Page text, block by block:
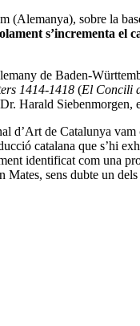
(Alemanya), sobre la
s’incrementa
de Baden-
1414-1418 (El Concili
Harald
d’Art de Catalunya
catalana que s’hi
identificat com una
Mates, sens dubte un